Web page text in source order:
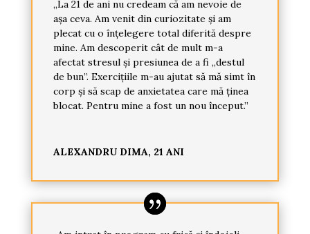
„La 21 de ani nu credeam că am nevoie de
așa ceva. Am venit din curiozitate și am
plecat cu o înțelegere total diferită despre
mine. Am descoperit cât de mult m-a
afectat stresul și presiunea de a fi „destul
de bun”. Exercițiile m-au ajutat să mă simt în
corp și să scap de anxietatea care mă ținea
blocat. Pentru mine a fost un nou început.”
ALEXANDRU DIMA, 21 ANI